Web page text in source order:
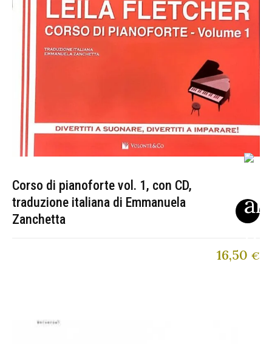
Corso di pianoforte vol. 1, con CD,
traduzione italiana di Emmanuela
Zanchetta
16,50 €